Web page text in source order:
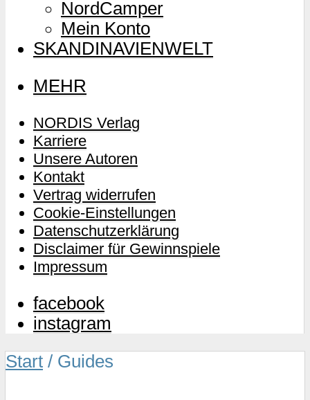
NordCamper
Mein Konto
SKANDINAVIENWELT
MEHR
NORDIS Verlag
Karriere
Unsere Autoren
Kontakt
Vertrag widerrufen
Cookie-Einstellungen
Datenschutzerklärung
Disclaimer für Gewinnspiele
Impressum
facebook
instagram
Start / Guides